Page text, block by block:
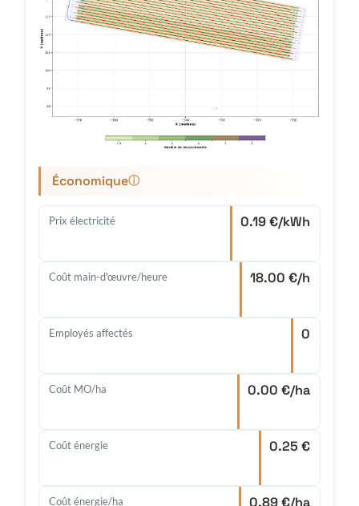
Économiqueⓘ
Prix électricité 0.19 €/kWh
Coût main-d'œuvre/heure 18.00 €/h
Employés affectés 0
Coût MO/ha 0.00 €/ha
Coût énergie 0.25 €
Coût énergie/ha 0.89 €/ha